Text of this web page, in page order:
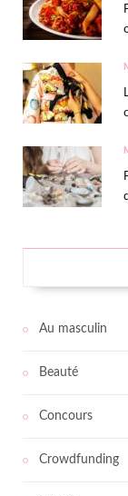
Au masculin
Beauté
Concours
Crowdfunding